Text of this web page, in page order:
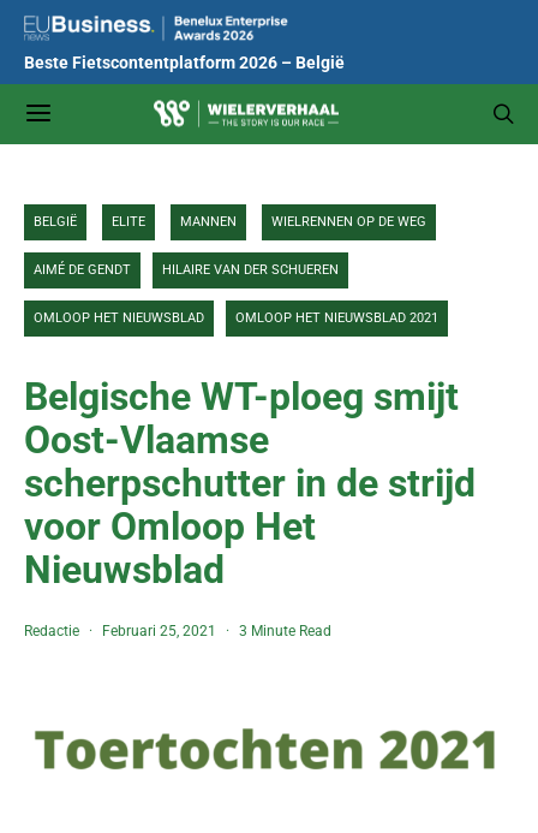
Beste Fietscontentplatform 2026 – België
BELGIË ELITE MANNEN WIELRENNEN OP DE WEG
AIMÉ DE GENDT HILAIRE VAN DER SCHUEREN
OMLOOP HET NIEUWSBLAD OMLOOP HET NIEUWSBLAD 2021
Belgische WT-ploeg smijt
Oost-Vlaamse
scherpschutter in de strijd
voor Omloop Het
Nieuwsblad
Redactie Februari 25, 2021 3 Minute Read